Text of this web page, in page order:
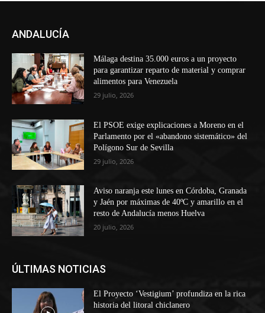
ANDALUCÍA
Málaga destina 35.000 euros a un proyecto
para garantizar reparto de material y comprar
alimentos para Venezuela
29 julio, 2026
El PSOE exige explicaciones a Moreno en el
Parlamento por el «abandono sistemático» del
Polígono Sur de Sevilla
29 julio, 2026
Aviso naranja este lunes en Córdoba, Granada
y Jaén por máximas de 40ºC y amarillo en el
resto de Andalucía menos Huelva
20 julio, 2026
ÚLTIMAS NOTICIAS
El Proyecto ‘Vestigium’ profundiza en la rica
historia del litoral chiclanero